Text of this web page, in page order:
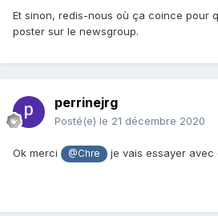
Et sinon, redis-nous où ça coince pour
poster sur le newsgroup.
perrinejrg
Posté(e) le 21 décembre 2020
Ok merci @Chre je vais essayer avec